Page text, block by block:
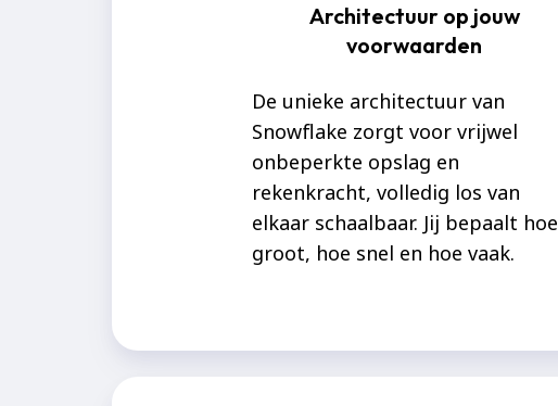
Architectuur op jouw
voorwaarden
De unieke architectuur van
Snowflake zorgt voor vrijwel
onbeperkte opslag en
rekenkracht, volledig los van
elkaar schaalbaar. Jij bepaalt hoe
groot, hoe snel en hoe vaak.